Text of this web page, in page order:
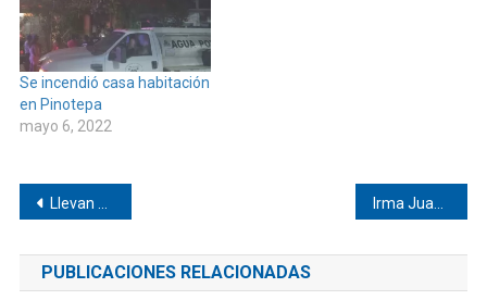
Se incendió casa habitación
en Pinotepa
mayo 6, 2022
Navegación
de
entradas
Llevan Feria de la Salud a Yucucha y La Hierba Santa
PUBLICACIONES RELACIONADAS